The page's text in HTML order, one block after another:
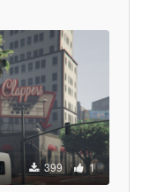
399 1